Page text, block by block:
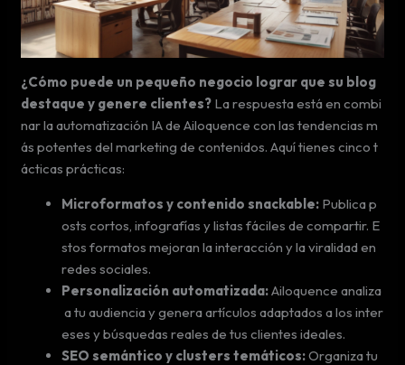
¿Cómo puede un pequeño negocio lograr que su blog
destaque y genere clientes? La respuesta está en combi
nar la automatización IA de Ailoquence con las tendencias m
ás potentes del marketing de contenidos. Aquí tienes cinco t
ácticas prácticas:
Microformatos y contenido snackable: Publica p
osts cortos, infografías y listas fáciles de compartir. E
stos formatos mejoran la interacción y la viralidad en
redes sociales.
Personalización automatizada:Ailoquence analiza
a tu audiencia y genera artículos adaptados a los inter
eses y búsquedas reales de tus clientes ideales.
SEO semántico y clusters temáticos:Organiza tu